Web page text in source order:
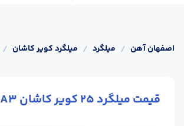
اصفهان آهن / میلگرد / میلگرد کویر کاشان /
قیمت میلگرد 25 کویر کاشان A3